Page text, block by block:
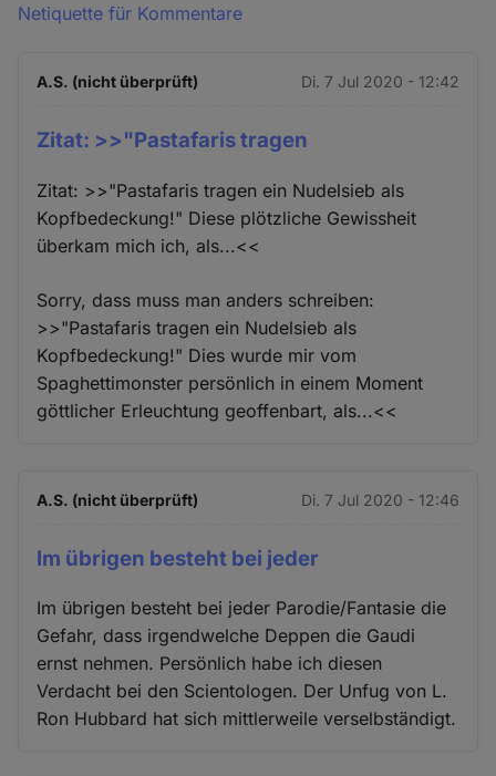
Netiquette für Kommentare
A.S. (nicht überprüft) Di. 7 Jul 2020 - 12:42
Zitat: >>"Pastafaris tragen
Zitat: >>"Pastafaris tragen ein Nudelsieb als
Kopfbedeckung!" Diese plötzliche Gewissheit
überkam mich ich, als...<<
Sorry, dass muss man anders schreiben:
>>"Pastafaris tragen ein Nudelsieb als
Kopfbedeckung!" Dies wurde mir vom
Spaghettimonster persönlich in einem Moment
göttlicher Erleuchtung geoffenbart, als...<<
A.S. (nicht überprüft) Di. 7 Jul 2020 - 12:46
Im übrigen besteht bei jeder
Im übrigen besteht bei jeder Parodie/Fantasie die
Gefahr, dass irgendwelche Deppen die Gaudi
ernst nehmen. Persönlich habe ich diesen
Verdacht bei den Scientologen. Der Unfug von L.
Ron Hubbard hat sich mittlerweile verselbständigt.